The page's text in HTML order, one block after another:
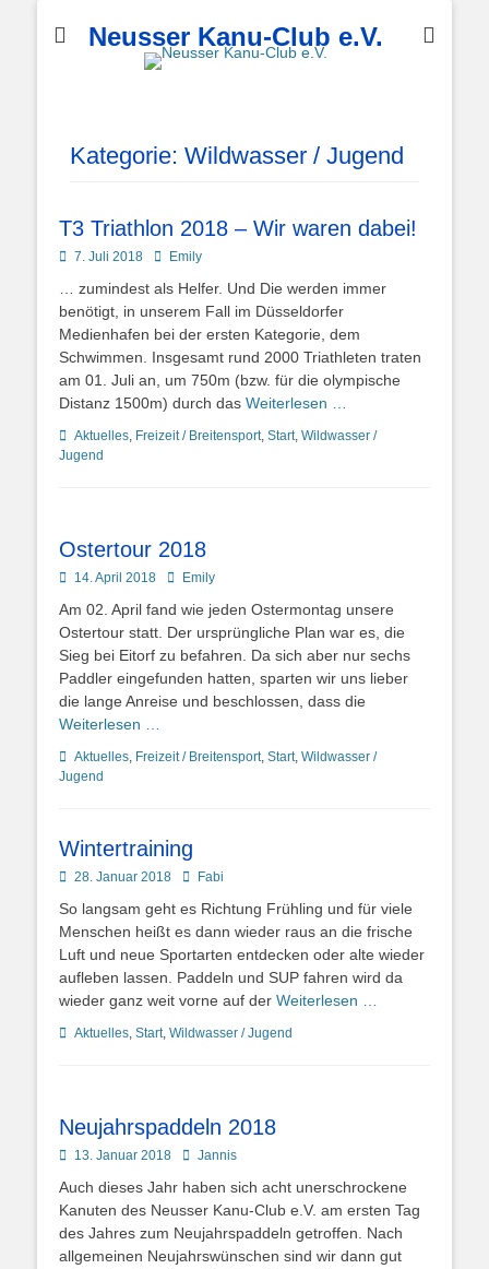
Neusser Kanu-Club e.V.
Kategorie: Wildwasser / Jugend
T3 Triathlon 2018 – Wir waren dabei!
Posted
7. Juli 2018 AutorEmily
… zumindest als Helfer. Und Die werden immer
benötigt, in unserem Fall im Düsseldorfer
Medienhafen bei der ersten Kategorie, dem
Schwimmen. Insgesamt rund 2000 Triathleten traten
am 01. Juli an, um 750m (bzw. für die olympische
Distanz 1500m) durch das Weiterlesen …
Kategorien
Aktuelles, Freizeit / Breitensport, Start, Wildwasser /
Jugend
Ostertour 2018
Posted
14. April 2018 AutorEmily
Am 02. April fand wie jeden Ostermontag unsere
Ostertour statt. Der ursprüngliche Plan war es, die
Sieg bei Eitorf zu befahren. Da sich aber nur sechs
Paddler eingefunden hatten, sparten wir uns lieber
die lange Anreise und beschlossen, dass die
Weiterlesen …
Kategorien
Aktuelles, Freizeit / Breitensport, Start, Wildwasser /
Jugend
Wintertraining
Posted
28. Januar 2018 AutorFabi
So langsam geht es Richtung Frühling und für viele
Menschen heißt es dann wieder raus an die frische
Luft und neue Sportarten entdecken oder alte wieder
aufleben lassen. Paddeln und SUP fahren wird da
wieder ganz weit vorne auf der Weiterlesen …
Kategorien
Aktuelles, Start, Wildwasser / Jugend
Neujahrspaddeln 2018
Posted
13. Januar 2018 AutorJannis
Auch dieses Jahr haben sich acht unerschrockene
Kanuten des Neusser Kanu-Club e.V. am ersten Tag
des Jahres zum Neujahrspaddeln getroffen. Nach
allgemeinen Neujahrswünschen sind wir dann gut